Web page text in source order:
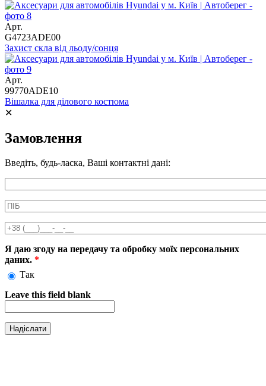
Арт.
G4723ADE00
Захист скла від льоду/сонця
Арт.
99770ADE10
Вішалка для ділового костюма
✕
Замовлення
Введіть, будь-ласка, Ваші контактні дані:
ПІБ
Телефон
Я даю згоду на передачу та обробку моїх персональних
даних. *
Так
Leave this field blank